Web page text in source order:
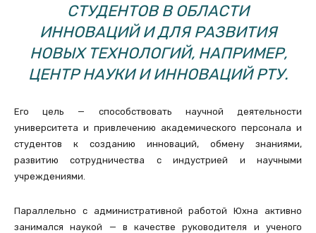
СТУДЕНТОВ В ОБЛАСТИ
ИННОВАЦИЙ И ДЛЯ РАЗВИТИЯ
НОВЫХ ТЕХНОЛОГИЙ, НАПРИМЕР,
ЦЕНТР НАУКИ И ИННОВАЦИЙ РТУ.
Его цель — способствовать научной деятельности
университета и привлечению академического персонала и
студентов к созданию инноваций, обмену знаниями,
развитию сотрудничества с индустрией и научными
учреждениями.
Параллельно с административной работой Юхна активно
занимался наукой — в качестве руководителя и ученого